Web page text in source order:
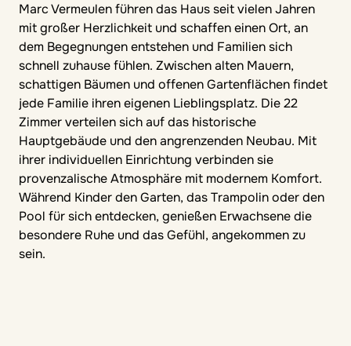
Marc Vermeulen führen das Haus seit vielen Jahren
mit großer Herzlichkeit und schaffen einen Ort, an
dem Begegnungen entstehen und Familien sich
schnell zuhause fühlen. Zwischen alten Mauern,
schattigen Bäumen und offenen Gartenflächen findet
jede Familie ihren eigenen Lieblingsplatz. Die 22
Zimmer verteilen sich auf das historische
Hauptgebäude und den angrenzenden Neubau. Mit
ihrer individuellen Einrichtung verbinden sie
provenzalische Atmosphäre mit modernem Komfort.
Während Kinder den Garten, das Trampolin oder den
Pool für sich entdecken, genießen Erwachsene die
besondere Ruhe und das Gefühl, angekommen zu
sein.